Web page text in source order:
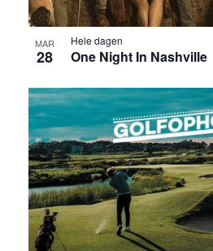
MAR
28
Hele dagen
One Night In Nashville